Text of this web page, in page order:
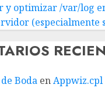
y optimizar /var/log
(especialmente
BodaenAppwiz.cpl